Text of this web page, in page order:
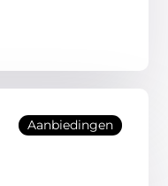
Aanbiedingen